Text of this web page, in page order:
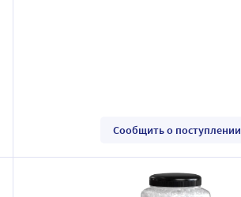
Сообщить о поступлении